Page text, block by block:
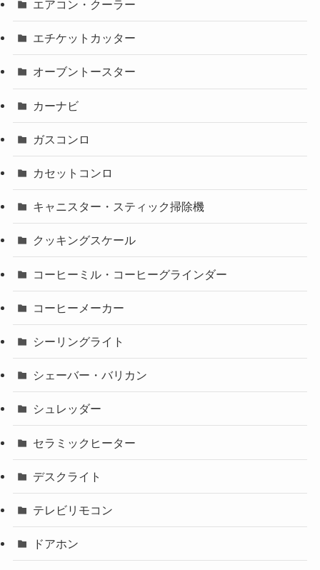
エアコン・クーラー
エチケットカッター
オーブントースター
カーナビ
ガスコンロ
カセットコンロ
キャニスター・スティック掃除機
クッキングスケール
コーヒーミル・コーヒーグラインダー
コーヒーメーカー
シーリングライト
シェーバー・バリカン
シュレッダー
セラミックヒーター
デスクライト
テレビリモコン
ドアホン